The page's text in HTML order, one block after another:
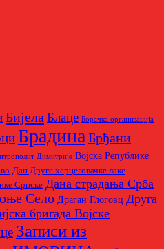
Бијела Блаце Борачкa организацијa
Брадина Брђани
Димитрије Војска Републике
Дан Друге херцеговачке лаке
Српске Дана страдања Срба
Село Драган Глоговц Друга
бригада Војске
Записи из